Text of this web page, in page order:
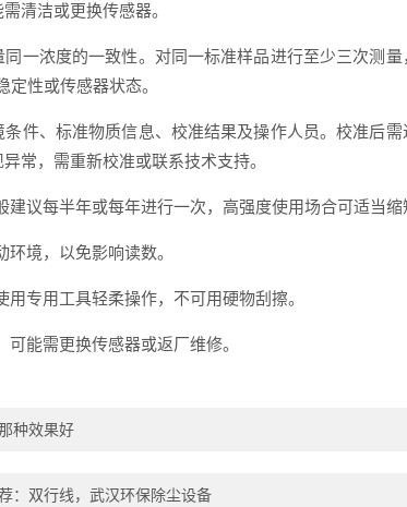
清洁或更换传感器。
一浓度的一致性。对同一标准样品进行至少三次测
性或传感器状态。
件、标准物质信息、校准结果及操作人员。校准后
常，需重新校准或联系技术支持。
议每半年或每年进行一次，高强度使用场合可适当缩
境，以免影响读数。
专用工具轻柔操作，不可用硬物刮擦。
能需更换传感器或返厂维修。
种效果好
：双行线，武汉环保除尘设备